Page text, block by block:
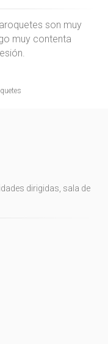
son muy
muy contenta
dirigidas, sala de